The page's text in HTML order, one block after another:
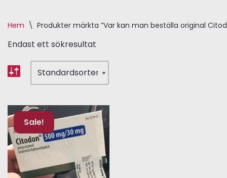
Hem \ Produkter märkta ”Var kan man beställa original
Endast ett sökresultat
Sale!